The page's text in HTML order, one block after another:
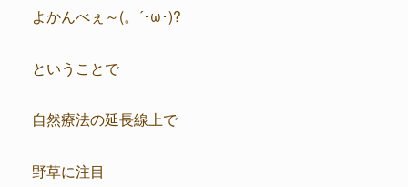
よかんべぇ～(。´･ω･)?
ということで
自然療法の延長線上で
野草に注目